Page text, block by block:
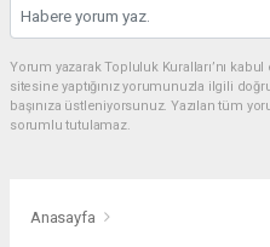
Yorum yazarak Topluluk Kuralları’nı
sitesine yaptığınız yorumunuzla ilgili
başınıza üstleniyorsunuz. Yazılan tüm
sorumlu tutulamaz.
Anasayfa